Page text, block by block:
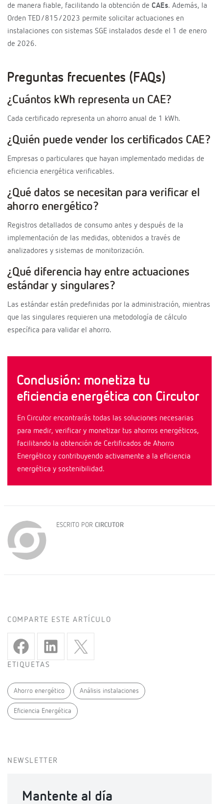
de manera fiable, facilitando la obtención de CAEs. Además, la
Orden TED/815/2023 permite solicitar actuaciones en
instalaciones con sistemas SGE instalados desde el 1 de enero
de 2026.
Preguntas frecuentes (FAQs)
¿Cuántos kWh representa un CAE?
Cada certificado representa un ahorro anual de 1 kWh.
¿Quién puede vender los certificados CAE?
Empresas o particulares que hayan implementado medidas de
eficiencia energética verificables.
¿Qué datos se necesitan para verificar el
ahorro energético?
Registros detallados de consumo antes y después de la
implementación de las medidas, obtenidos a través de
analizadores y sistemas de monitorización.
¿Qué diferencia hay entre actuaciones
estándar y singulares?
Las estándar están predefinidas por la administración, mientras
que las singulares requieren una metodología de cálculo
específica para validar el ahorro.
Conclusión: monetiza tu
eficiencia energética con Circutor
En Circutor encontrarás todas las soluciones necesarias
para medir, verificar y monetizar tus ahorros energéticos,
facilitando la obtención de Certificados de Ahorro
Energético y contribuyendo activamente a la eficiencia
energética y sostenibilidad.
ESCRITO POR CIRCUTOR
COMPARTE ESTE ARTÍCULO
ETIQUETAS
Ahorro energético Análisis instalaciones
Eficiencia Energética
NEWSLETTER
Mantente al día